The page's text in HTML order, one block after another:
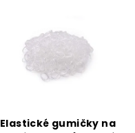
Elastické gumičky na